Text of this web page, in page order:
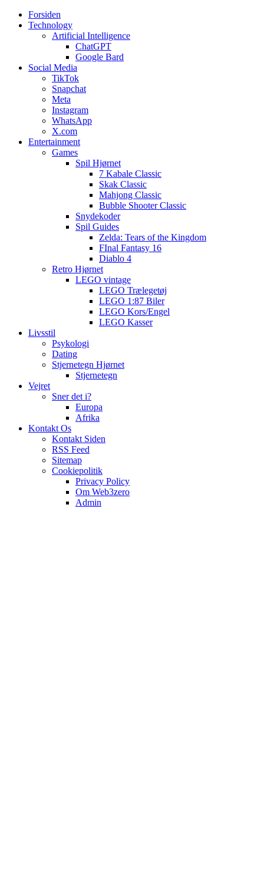
Web3zero.dk
Web3zero.dk
Forsiden
Technology
Artificial Intelligence
ChatGPT
Google Bard
Social Media
TikTok
Snapchat
Meta
Instagram
WhatsApp
X.com
Entertainment
Games
Spil Hjørnet
7 Kabale Classic
Skak Classic
Mahjong Classic
Bubble Shooter Classic
Snydekoder
Spil Guides
Zelda: Tears of the Kingdom
FInal Fantasy 16
Diablo 4
Retro Hjørnet
LEGO vintage
LEGO Trælegetøj
LEGO 1:87 Biler
LEGO Kors/Engel
LEGO Kasser
Livsstil
Psykologi
Dating
Stjernetegn Hjørnet
Stjernetegn
Vejret
Sner det i?
Europa
Afrika
Kontakt Os
Kontakt Siden
RSS Feed
Sitemap
Cookiepolitik
Privacy Policy
Om Web3zero
Admin